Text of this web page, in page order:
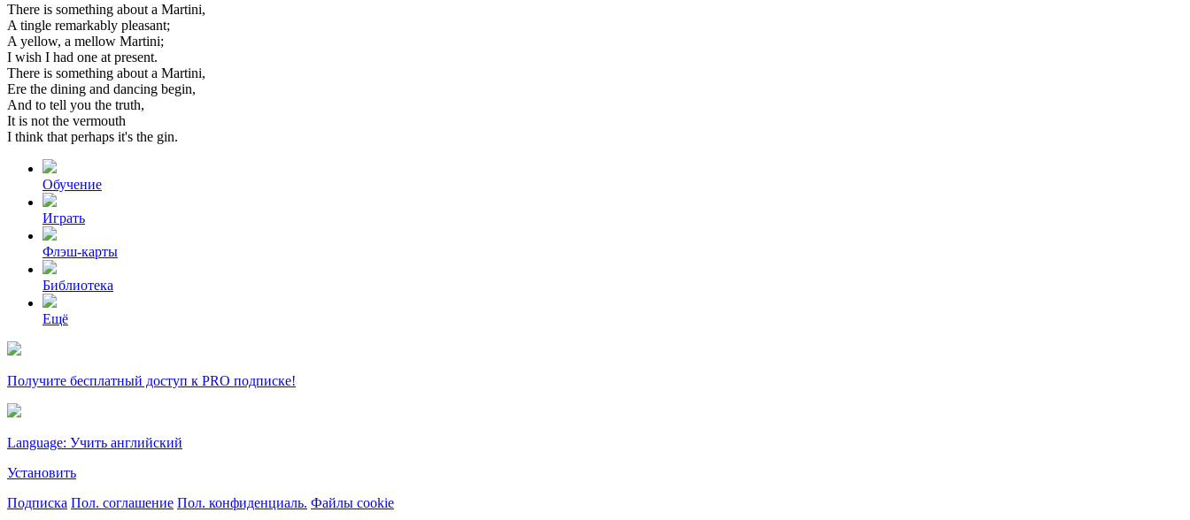
There is something about a Martini,
A tingle remarkably pleasant;
A yellow, a mellow Martini;
I wish I had one at present.
There is something about a Martini,
Ere the dining and dancing begin,
And to tell you the truth,
It is not the vermouth
I think that perhaps it's the gin.
Обучение
Играть
Флэш-карты
Библиотека
Ещё
Получите бесплатный доступ к PRO подписке!
Language: Учить английский
Установить
Подписка Пол. соглашение Пол. конфиденциаль. Файлы cookie